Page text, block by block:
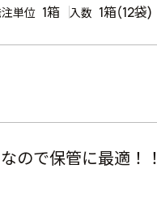
単位 1箱 入数 1箱(12袋)
ので保管に最適！！